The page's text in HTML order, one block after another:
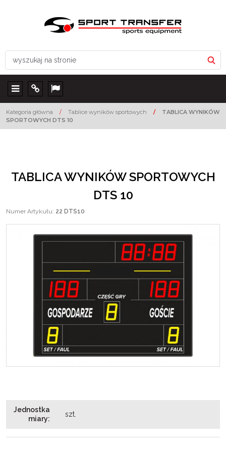
Menu Info Lang
Kategoria główna / Tablice wyników sportowych /
TABLICA WYNIKÓW
SPORTOWYCH DTS 10
TABLICA WYNIKÓW SPORTOWYCH
DTS 10
Numer Artykułu: 22 DTS10
Jednostka
miary:
szt.